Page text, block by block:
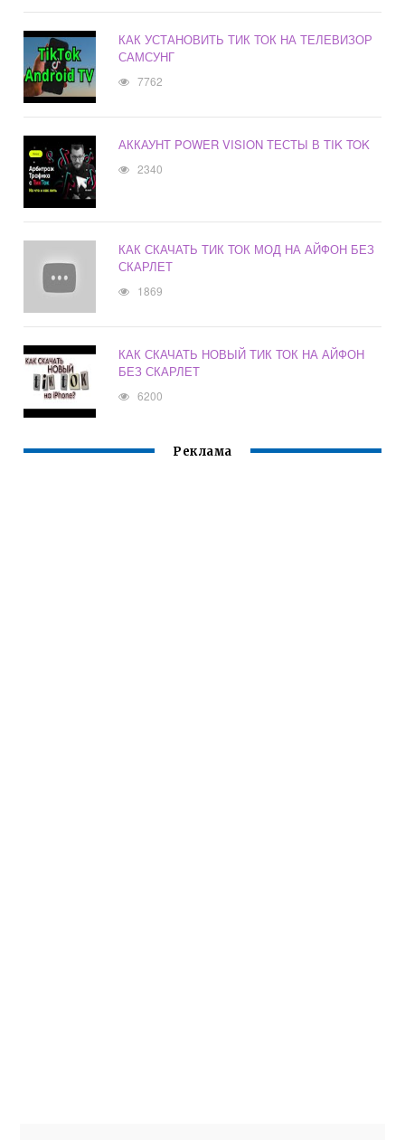
КАК УСТАНОВИТЬ ТИК ТОК НА ТЕЛЕВИЗОР
САМСУНГ
7762
АККАУНТ POWER VISION ТЕСТЫ В TIK TOK
2340
КАК СКАЧАТЬ ТИК ТОК МОД НА АЙФОН БЕЗ
СКАРЛЕТ
1869
КАК СКАЧАТЬ НОВЫЙ ТИК ТОК НА АЙФОН
БЕЗ СКАРЛЕТ
6200
Реклама